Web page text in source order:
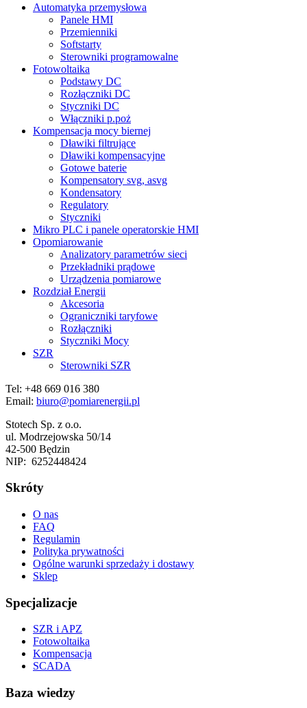
Automatyka przemysłowa
Panele HMI
Przemienniki
Softstarty
Sterowniki programowalne
Fotowoltaika
Podstawy DC
Rozłączniki DC
Styczniki DC
Włączniki p.poż
Kompensacja mocy biernej
Dławiki filtrujące
Dławiki kompensacyjne
Gotowe baterie
Kompensatory svg, asvg
Kondensatory
Regulatory
Styczniki
Mikro PLC i panele operatorskie HMI
Opomiarowanie
Analizatory parametrów sieci
Przekładniki prądowe
Urządzenia pomiarowe
Rozdział Energii
Akcesoria
Ograniczniki taryfowe
Rozłączniki
Styczniki Mocy
SZR
Sterowniki SZR
Tel: +48 669 016 380
Email: biuro@pomiarenergii.pl
Stotech Sp. z o.o.
ul. Modrzejowska 50/14
42-500 Będzin
NIP: 6252448424
Skróty
O nas
FAQ
Regulamin
Polityka prywatności
Ogólne warunki sprzedaży i dostawy
Sklep
Specjalizacje
SZR i APZ
Fotowoltaika
Kompensacja
SCADA
Baza wiedzy